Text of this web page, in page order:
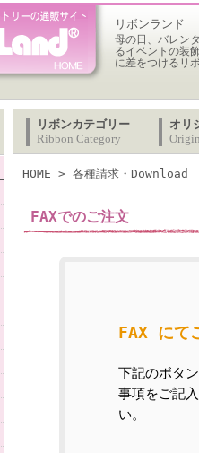
リボンランド
母の日、バレン
るイベントの装
に差をつけるリ
リボンカテゴリー
Ribbon Category
オリ
HOME > 各種請求・Download
FAXでのご注文
FAX にて
下記のボタ
事項をご記
い。